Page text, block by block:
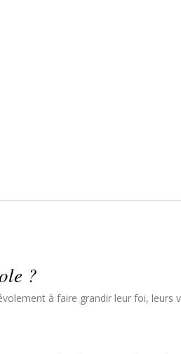
?
à faire grandir leur foi,